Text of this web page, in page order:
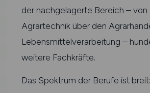
der nachgelagerte Bereich – von
Agrartechnik über den
Lebensmittelverarbeitung –
weitere Fachkräfte.
Das Spektrum der Berufe ist